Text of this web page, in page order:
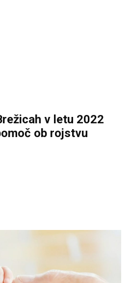
v letu 2022
ob rojstvu